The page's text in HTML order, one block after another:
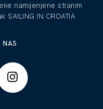
namijenjene stranim
IN CROATIA
NAS